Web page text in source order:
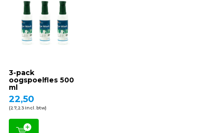
3-pack
oogspoelfles 500
ml
22,50
(27,23 Incl. btw)